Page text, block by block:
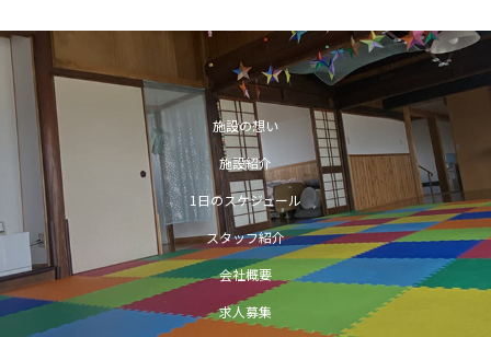
施設の想い
施設紹介
1日のスケジュール
スタッフ紹介
会社概要
求人募集